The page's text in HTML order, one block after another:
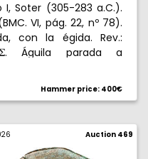
Soter (305-283 a.C.).
VI, pág. 22, nº 78).
con la égida. Rev.:
. Águila parada a
en reverso. Con
g. EBC-.
Hammer price: 400€
Auction 469